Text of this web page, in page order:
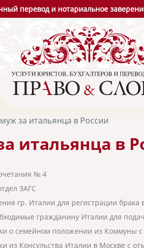
перевод и нотариальное
за итальянца в России
итальянца в
№ 4
ЗАГС
гр. Италии для регистрации брака
гражданину Италии для
о семейном положении из Коммуны с
из Консульства Италии в Москве с